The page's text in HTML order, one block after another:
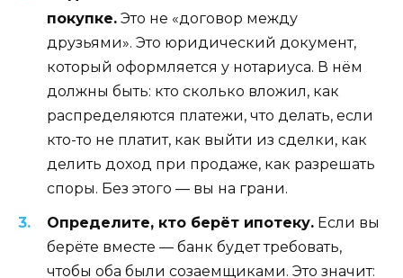
покупке. Это не «договор между
друзьями». Это юридический документ,
который оформляется у нотариуса. В нём
должны быть: кто сколько вложил, как
распределяются платежи, что делать, если
кто-то не платит, как выйти из сделки, как
делить доход при продаже, как разрешать
споры. Без этого — вы на грани.
Определите, кто берёт ипотеку. Если вы
берёте вместе — банк будет требовать,
чтобы оба были созаемщиками. Это значит: